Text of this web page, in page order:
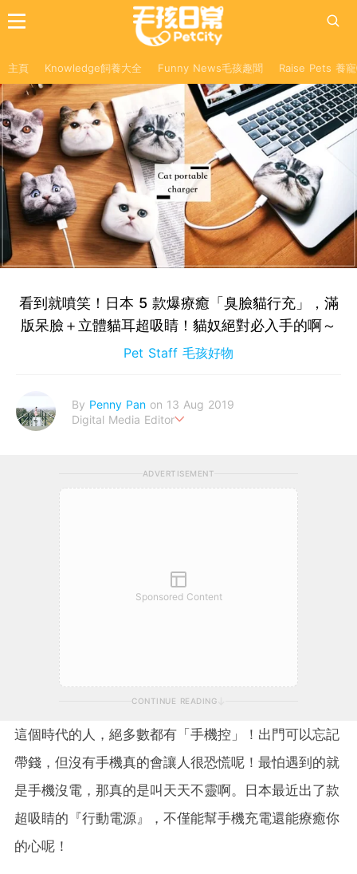
主頁 Knowledge飼養大全 Funny News毛孩趣聞 Raise Pets 養
看到就噴笑！日本 5 款爆療癒「臭臉貓行充」，滿
版呆臉＋立體貓耳超吸睛！貓奴絕對必入手的啊～
Pet Staff 毛孩好物
By Penny Pan on 13 Aug 2019
Digital Media Editor
ADVERTISEMENT
Sponsored Content
CONTINUE READING
這個時代的人，絕多數都有「手機控」！出門可以忘記
帶錢，但沒有手機真的會讓人很恐慌呢！最怕遇到的就
是手機沒電，那真的是叫天天不靈啊。日本最近出了款
超吸睛的『行動電源』，不僅能幫手機充電還能療癒你
的心呢！